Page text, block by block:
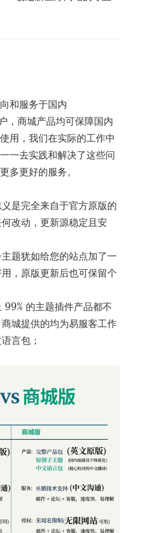
和服务于国内
商城产品均可保障国内
用，我们在实际的工作中
一去实践和解决了这些问
多更好的服务。
是完全来自于官方原版的
改动，更新源稳定且安
题犹如给您的站点加了一
，原版更新后也可保留个
99% 的主题插件产品都不
城提供的均为易服客工作
言包；